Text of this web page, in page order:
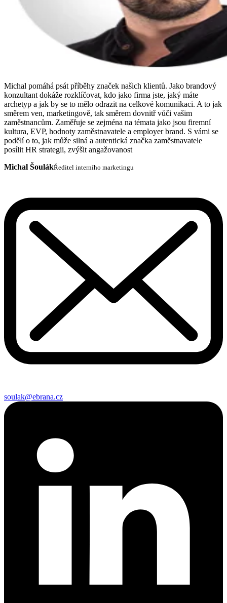
Michal pomáhá psát příběhy značek našich klientů. Jako brandový
konzultant dokáže rozklíčovat, kdo jako firma jste, jaký máte
archetyp a jak by se to mělo odrazit na celkové komunikaci. A to jak
směrem ven, marketingově, tak směrem dovnitř vůči vašim
zaměstnancům. Zaměřuje se zejména na témata jako jsou firemní
kultura, EVP, hodnoty zaměstnavatele a employer brand. S vámi se
podělí o to, jak může silná a autentická značka zaměstnavatele
posílit HR strategii, zvýšit angažovanost
Michal ŠoulákŘeditel interního marketingu
soulak@ebrana.cz